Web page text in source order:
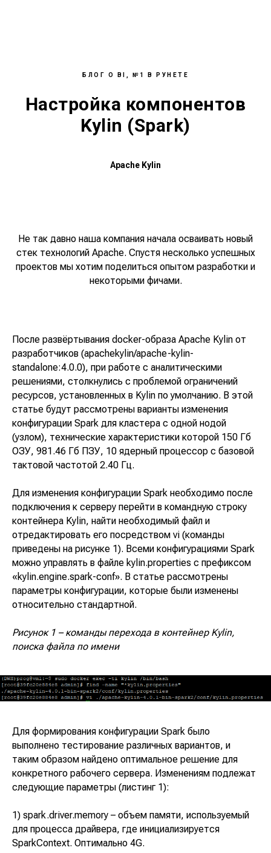
БЛОГ О BI, №1 В РУНЕТЕ
Настройка компонентов
Kylin (Spark)
Apache Kylin
Не так давно наша компания начала осваивать новый
стек технологий Apache. Спустя несколько успешных
проектов мы хотим поделиться опытом разработки и
некоторыми фичами.
После развёртывания docker-образа Apache Kylin от
разработчиков (apachekylin/apache-kylin-
standalone:4.0.0), при работе с аналитическими
решениями, столкнулись с проблемой ограничений
ресурсов, установленных в Kylin по умолчанию. В этой
статье будут рассмотрены варианты изменения
конфигурации Spark для кластера с одной нодой
(узлом), технические характеристики которой 150 Гб
ОЗУ, 981.46 Гб ПЗУ, 10 ядерный процессор с базовой
тактовой частотой 2.40 Гц.
Для изменения конфигурации Spark необходимо после
подключения к серверу перейти в командную строку
контейнера Kylin, найти необходимый файл и
отредактировать его посредством vi (команды
приведены на рисунке 1). Всеми конфигурациями Spark
можно управлять в файле kylin.properties с префиксом
«kylin.engine.spark-conf». В статье рассмотрены
параметры конфигурации, которые были изменены
относительно стандартной.
Рисунок 1 – команды перехода в контейнер Kylin,
поиска файла по имени
Для формирования конфигурации Spark было
выполнено тестирование различных вариантов, и
таким образом найдено оптимальное решение для
конкретного рабочего сервера. Изменениям подлежат
следующие параметры (листинг 1):
1) spark.driver.memory – объем памяти, используемый
для процесса драйвера, где инициализируется
SparkContext. Оптимально 4G.